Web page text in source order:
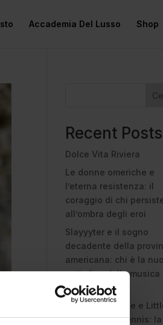
Accademia Del Lusso Shop
Recent Posts
Dolce Vita Riviera
Le donne omeriche e
l’eterna resistenza: il
coraggio di chi
all’ombra degli eroi
Slayyyter e il sogno
decadente della
americana: chi è la
anti-diva della musica
elettro-pop
ASICS SportStyle e
Tokyo Table Tennis: la